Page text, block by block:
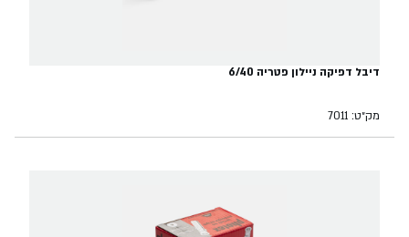
דיבל דפיקה ניילון פטריה 6/40
מק״ט: 7011